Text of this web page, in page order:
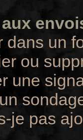
dans un
ou
une
je pas